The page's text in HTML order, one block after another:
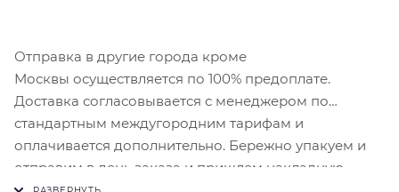
Отправка в другие города кроме
Москвы осуществляется по 100% предоплате.
Доставка согласовывается с менеджером по
стандартным междугородним тарифам и
оплачивается дополнительно. Бережно упакуем и
отправим в день заказа и пришлем накладную.